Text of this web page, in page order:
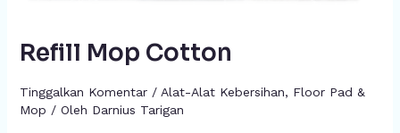
Refill Mop Cotton
Tinggalkan Komentar / Alat-Alat Kebersihan, Floor Pad &
Mop / Oleh Darnius Tarigan